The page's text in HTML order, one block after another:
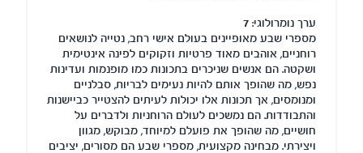
ערך נומרולוגי: 7
מספרי שבע מאופיינים בעולם אישי רחב, נטייה לנושאים
רוחניים, אוהבים מאוד פרטיות וזקוקים לפינה אינטימית
ושקטה. הם אנשים שניכרים בתכונות כמו מופנמות ועדינות
נפש, מה שהופך אותם להיות נעימים לבריות, סבלניים
ומנומסים, אך תכונות אלו יכולות לעיתים להצטייר כביישנות
והתבודדות. הם נמשכים לעולם הרוחניות ולדברים על
חושיים, מה שהופך את פועלם למיוחד, מבוקש, מגוון
ויצירתי. מבחינה מקצועית, מספרי שבע הם מסורים, יציבים